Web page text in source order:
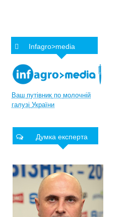
Infagro>media
Ваш путівник по молочній
галузі України
Думка експерта